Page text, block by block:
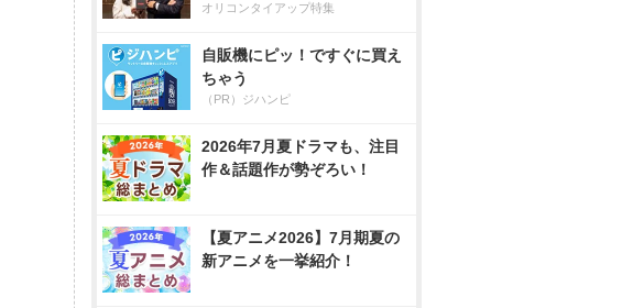
オリコンタイアップ特集
自販機にピッ！ですぐに買え
ちゃう
（PR）ジハンピ
2026年7月夏ドラマも、注目
作＆話題作が勢ぞろい！
【夏アニメ2026】7月期夏の
新アニメを一挙紹介！